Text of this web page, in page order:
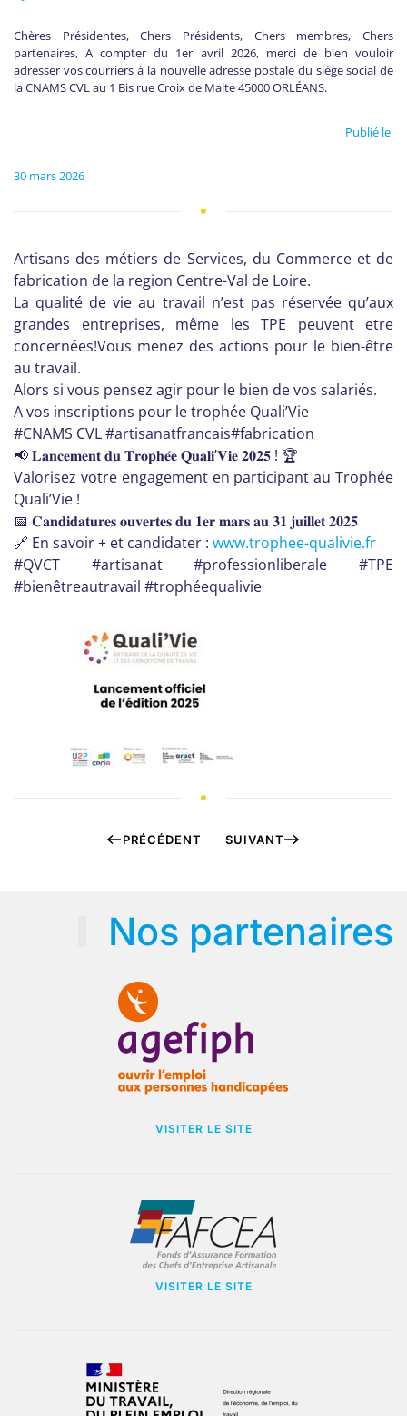
Chères Présidentes, Chers Présidents, Chers membres, Chers
partenaires, A compter du 1er avril 2026, merci de bien vouloir
adresser vos courriers à la nouvelle adresse postale du siège social de
la CNAMS CVL au 1 Bis rue Croix de Malte 45000 ORLÉANS.
Publié le
30 mars 2026
Artisans des métiers de Services, du Commerce et de
fabrication de la region Centre-Val de Loire.
La qualité de vie au travail n’est pas réservée qu’aux
grandes entreprises, même les TPE peuvent etre
concernées!Vous menez des actions pour le bien-être
au travail.
Alors si vous pensez agir pour le bien de vos salariés.
A vos inscriptions pour le trophée Quali’Vie
#CNAMS CVL#artisanatfrancais#fabrication
📢𝐋𝐚𝐧𝐜𝐞𝐦𝐞𝐧𝐭 𝐝𝐮 𝐓𝐫𝐨𝐩𝐡𝐞́𝐞 𝐐𝐮𝐚𝐥𝐢’𝐕𝐢𝐞 𝟐𝟎𝟐𝟓 ! 🏆
Valorisez votre engagement en participant au Trophée
Quali’Vie !
📅 𝐂𝐚𝐧𝐝𝐢𝐝𝐚𝐭𝐮𝐫𝐞𝐬 𝐨𝐮𝐯𝐞𝐫𝐭𝐞𝐬 𝐝𝐮 𝟏𝐞𝐫 𝐦𝐚𝐫𝐬 𝐚𝐮 𝟑𝟏 𝐣𝐮𝐢𝐥𝐥𝐞𝐭 𝟐𝟎𝟐𝟓
🔗 En savoir + et candidater : www.trophee-qualivie.fr
#QVCT #artisanat #professionliberale #TPE
#bienêtreautravail #trophéequalivie
PRÉCÉDENT SUIVANT
Nos partenaires
VISITER LE SITE
VISITER LE SITE